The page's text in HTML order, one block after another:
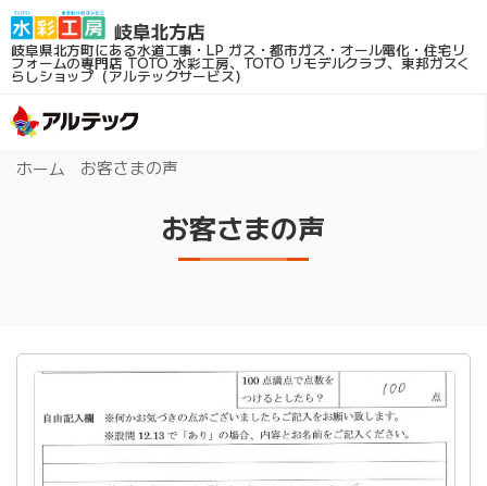
岐阜県北方町にある水道工事・LP ガス・都市ガス・オール電化・住宅リ
フォームの専門店TOTO 水彩工房、TOTO リモデルクラブ、東邦ガスく
らしショップ（アルテックサービス）
ホーム お客さまの声
お客さまの声